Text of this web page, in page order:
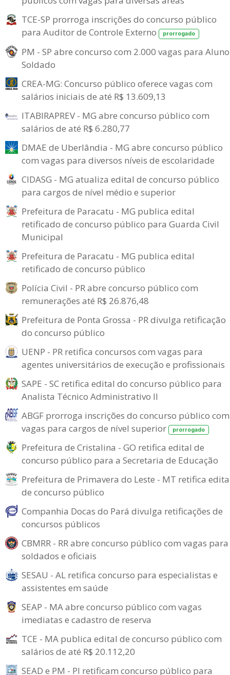
TCE-SP prorroga inscrições do concurso público
para Auditor de Controle Externo
prorrogado
PM - SP abre concurso com 2.000 vagas para
Soldado
CREA-MG: Concurso público oferece vagas com
salários iniciais de até R$ 13.609,13
ITABIRAPREV - MG abre concurso público com
salários de até R$ 6.280,77
DMAE de Uberlândia - MG abre concurso público
com vagas para diversos níveis de escolaridade
CIDASG - MG atualiza edital de concurso público
para cargos de nível médio e superior
Prefeitura de Paracatu - MG publica edital
retificado de concurso público para Guarda Civil
Municipal
Prefeitura de Paracatu - MG publica edital
retificado de concurso público
Polícia Civil - PR abre concurso público com
remunerações até R$ 26.876,48
Prefeitura de Ponta Grossa - PR divulga retificação
do concurso público
UENP - PR retifica concursos com vagas para
agentes universitários de execução e profissionais
SAPE - SC retifica edital do concurso público para
Analista Técnico Administrativo II
ABGF prorroga inscrições do concurso público com
vagas para cargos de nível superior
prorrogado
Prefeitura de Cristalina - GO retifica edital de
concurso público para a Secretaria de Educação
Prefeitura de Primavera do Leste - MT retifica
de concurso público
Companhia Docas do Pará divulga retificações de
concursos públicos
CBMRR - RR abre concurso público com vagas para
soldados e oficiais
SESAU - AL retifica concurso para especialistas e
assistentes em saúde
SEAP - MA abre concurso público com vagas
imediatas e cadastro de reserva
TCE - MA publica edital de concurso público com
salários de até R$ 20.112,20
SEAD e PM - PI retificam concurso público para